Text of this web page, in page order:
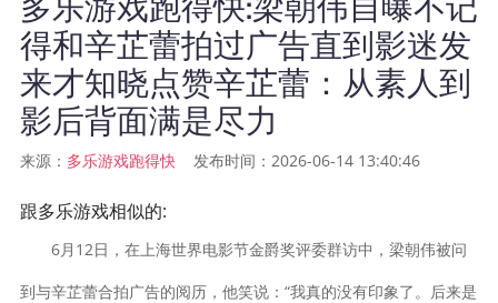
得和辛芷蕾拍过广告直到影迷发
来才知晓点赞辛芷蕾：从素人到
影后背面满是尽力
来源： 多乐游戏跑得快发布时间：2026-06-14 13:40:46
跟多乐游戏相似的:
6月12日，在上海世界电影节金爵奖评委群访中，梁朝伟被问
到与辛芷蕾合拍广告的阅历，他笑说：“我真的没有印象了。后来是